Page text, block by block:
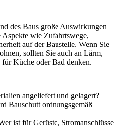
des Baus große Auswirkungen
Aspekte wie Zufahrtswege,
auf der Baustelle. Wenn Sie
sollten Sie auch an Lärm,
Küche oder Bad denken.
angeliefert und gelagert?
Bauschutt ordnungsgemäß
ist für Gerüste, Stromanschlüsse